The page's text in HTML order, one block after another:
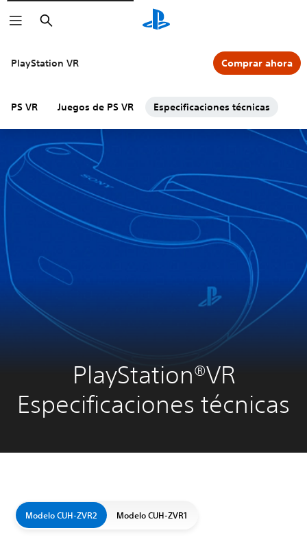
Buscar
PlayStation VR
PS VR Juegos de PS VR Especificaciones técnicas
Comprar ahora
PlayStation®VR
Especificaciones técnicas
Modelo CUH-ZVR2 Modelo CUH-ZVR1